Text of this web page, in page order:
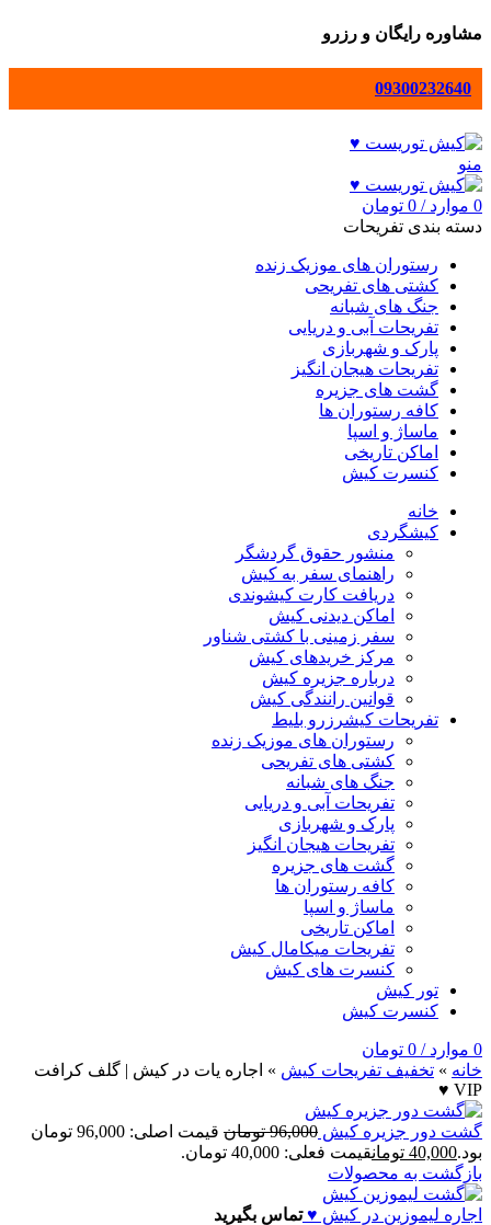
مشاوره رایگان و رزرو
09300232640
منو
0 موارد /
0 تومان
دسته بندی تفریحات
رستوران های موزیک زنده
کشتی های تفریحی
جنگ های شبانه
تفریحات آبی و دریایی
پارک و شهربازی
تفریحات هیجان انگیز
گشت های جزیره
کافه رستوران ها
ماساژ و اسپا
اماکن تاریخی
کنسرت کیش
خانه
کیشگردی
منشور حقوق گردشگر
راهنمای سفر به کیش
دریافت کارت کیشوندی
اماکن دیدنی کیش
سفر زمینی با کشتی شناور
مرکز خریدهای کیش
درباره جزیره کیش
قوانین رانندگی کیش
تفریحات کیشرزرو بلیط
رستوران های موزیک زنده
کشتی های تفریحی
جنگ های شبانه
تفریحات آبی و دریایی
پارک و شهربازی
تفریحات هیجان انگیز
گشت های جزیره
کافه رستوران ها
ماساژ و اسپا
اماکن تاریخی
تفریحات میکامال کیش
کنسرت های کیش
تور کیش
کنسرت کیش
0 موارد /
0 تومان
خانه » تخفيف تفريحات کيش » اجاره یات در کیش | گلف کرافت
VIP ♥
گشت دور جزیره کیش 96,000 تومان
قیمت اصلی: 96,000 تومان
بود.40,000 تومانقیمت فعلی: 40,000 تومان.
بازگشت به محصولات
اجاره لیموزین در کیش ♥تماس بگیرید